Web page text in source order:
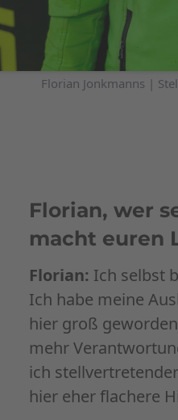
Vogel
Florian Jonkmanns |
Florian, wer
macht euren
Florian: Ich selbst
Ich habe meine
hier groß
mehr
ich
hier eher flachere